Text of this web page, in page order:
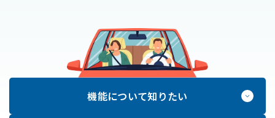
利用料金
サービス連携 S
機能について知りたい